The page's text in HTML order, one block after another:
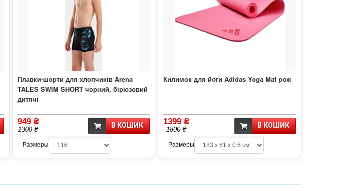
Плавки-шорти для хлопчиків Arena
TALES SWIM SHORT чорний, бірюзовий
дитячі
949 ₴
1300 ₴
В КОШИК
Размеры
Килимок для йоги Adidas Yoga Mat рож
1399 ₴
1800 ₴
В КОШИК
Размеры